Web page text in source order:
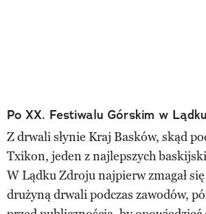
Po XX. Festiwalu Górskim w
Z drwali słynie Kraj Basków, skąd
Txikon, jeden z najlepszych
W Lądku Zdroju najpierw zmagał
drużyną drwali podczas zawodów,